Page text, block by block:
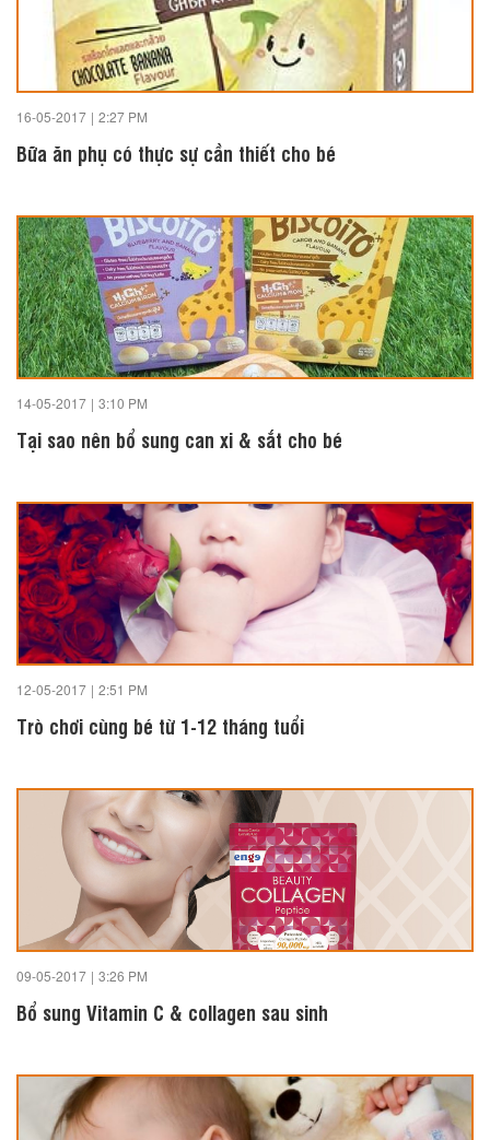
16-05-2017 | 2:27 PM
Bữa ăn phụ có thực sự cần thiết cho bé
14-05-2017 | 3:10 PM
Tại sao nên bổ sung can xi & sắt cho bé
12-05-2017 | 2:51 PM
Trò chơi cùng bé từ 1-12 tháng tuổi
09-05-2017 | 3:26 PM
Bổ sung Vitamin C & collagen sau sinh